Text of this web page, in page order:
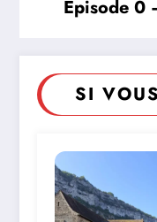
Épisode 0
SI